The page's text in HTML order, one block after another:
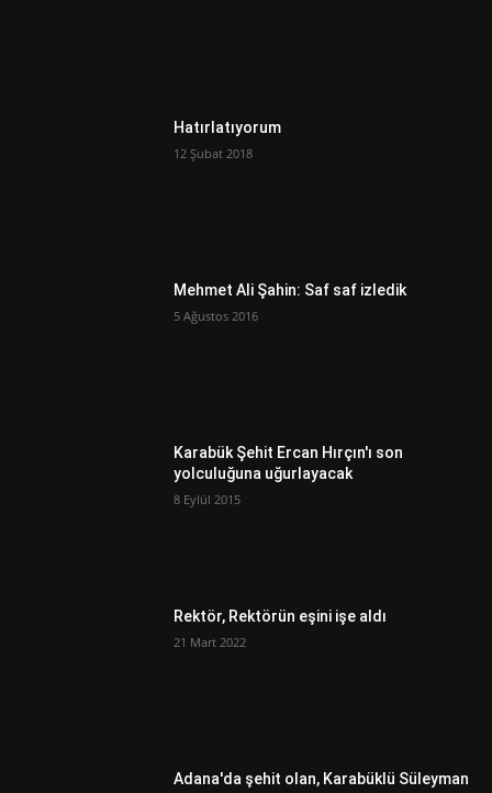
Hatırlatıyorum
12 Şubat 2018
Mehmet Ali Şahin: Saf saf izledik
5 Ağustos 2016
Karabük Şehit Ercan Hırçın'ı son
yolculuğuna uğurlayacak
8 Eylül 2015
Rektör, Rektörün eşini işe aldı
21 Mart 2022
Adana'da şehit olan, Karabüklü Süleyman